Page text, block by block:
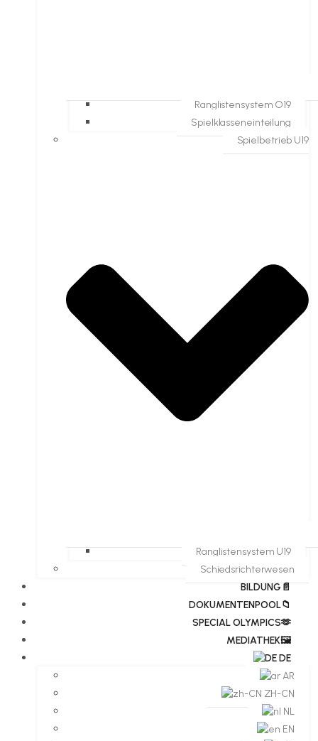
Ranglistensystem O19
Spielklasseneinteilung
Spielbetrieb U19
Ranglistensystem U19
Schiedsrichterwesen
BILDUNG📄
DOKUMENTENPOOL📁
​​SPECIAL OLYMPICS🫶
MEDIATHEK🖼️​
DE
AR
ZH-CN
NL
EN